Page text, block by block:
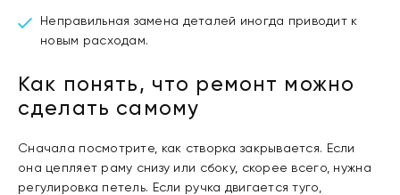
Неправильная замена деталей иногда приводит к
новым расходам.
Как понять, что ремонт можно
сделать самому
Сначала посмотрите, как створка закрывается. Если
она цепляет раму снизу или сбоку, скорее всего, нужна
регулировка петель. Если ручка двигается туго,